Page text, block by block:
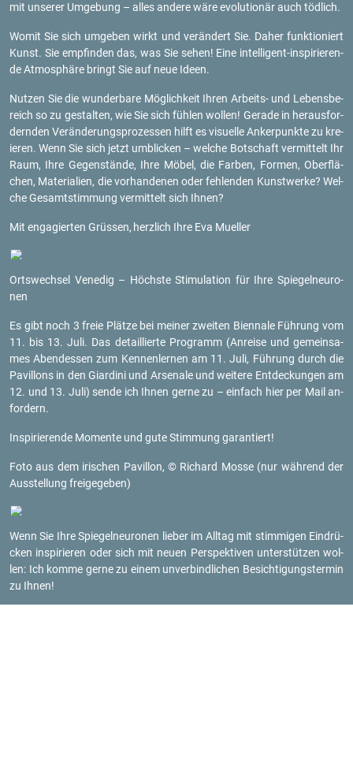
mit un­se­rer Um­ge­bung – alles an­de­re wäre evo­lu­tio­när auch töd­lich.
Womit Sie sich um­ge­ben wirkt und ver­än­dert Sie. Daher funk­tio­niert
Kunst. Sie emp­fin­den das, was Sie sehen! Eine in­tel­li­gent-in­spi­rie­ren­
de At­mo­sphä­re bringt Sie auf neue Ideen.
Nut­zen Sie die wun­der­ba­re Mög­lich­keit Ihren Ar­beits- und Le­bens­be­
reich so zu ge­stal­ten, wie Sie sich füh­len wol­len! Ge­ra­de in her­aus­for­
dern­den Ver­än­de­rungs­pro­zes­sen hilft es vi­su­el­le An­ker­punk­te zu kre­
ieren. Wenn Sie sich jetzt um­bli­cken – wel­che Bot­schaft ver­mit­telt Ihr
Raum, Ihre Ge­gen­stän­de, Ihre Möbel, die Far­ben, For­men, Ober­flä­
chen, Ma­te­ria­li­en, die vor­han­de­nen oder feh­len­den Kunst­wer­ke? Wel­
che Ge­samt­stim­mung ver­mit­telt sich Ihnen?
Mit en­ga­gier­ten Grüs­sen, herz­lich Ihre Eva Mu­el­ler
Orts­wech­sel Ve­ne­dig – Höchs­te Sti­mu­la­ti­on für Ihre Spie­gel­neu­ro­
nen
Es gibt noch 3 freie Plät­ze bei mei­ner zwei­ten Bi­en­na­le Füh­rung vom
11. bis 13. Juli. Das de­tail­lier­te Pro­gramm (An­rei­se und ge­mein­sa­
mes Abend­es­sen zum Ken­nen­ler­nen am 11. Juli, Füh­rung durch die
Pa­vil­lons in den Gi­ar­di­ni und Ar­se­na­le und wei­te­re Ent­de­ckun­gen am
12. und 13. Juli) sende ich Ihnen gerne zu – ein­fach hier per Mail an­
for­dern.
In­spi­rie­ren­de Mo­men­te und gute Stim­mung ga­ran­tiert!
Foto aus dem iri­schen Pa­vil­lon, © Ri­chard Mosse (nur wäh­rend der
Aus­stel­lung frei­ge­ge­ben)
Wenn Sie Ihre Spie­gel­neu­ro­nen lie­ber im All­tag mit stim­mi­gen Ein­drü­
cken in­spi­rie­ren oder sich mit neuen Per­spek­ti­ven un­ter­stüt­zen wol­
len: Ich komme gerne zu einem un­ver­bind­li­chen Be­sich­ti­gungs­ter­min
zu Ihnen!